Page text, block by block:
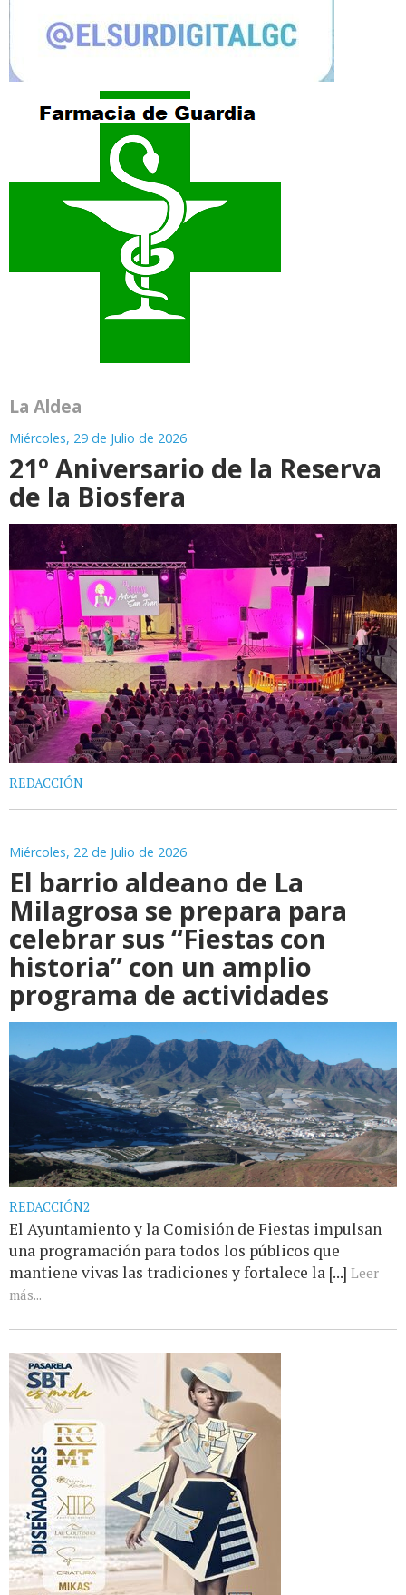
La Aldea
Miércoles, 29 de Julio de 2026
21º Aniversario de la Reserva
de la Biosfera
REDACCIÓN
Miércoles, 22 de Julio de 2026
El barrio aldeano de La
Milagrosa se prepara para
celebrar sus “Fiestas con
historia” con un amplio
programa de actividades
REDACCIÓN2
El Ayuntamiento y la Comisión de Fiestas impulsan
una programación para todos los públicos que
mantiene vivas las tradiciones y fortalece la [...] Leer
más...